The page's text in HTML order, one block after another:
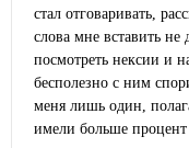
стал отговаривать,
слова мне вставить не
посмотреть нексии и
бесполезно с ним
меня лишь один,
имели больше процент